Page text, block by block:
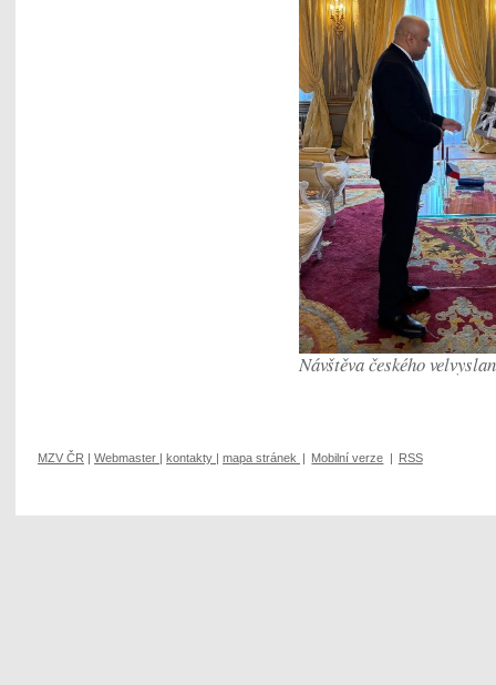
Návštěva českého
MZV ČR | Webmaster | kontakty | mapa stránek | Mobilní verze | RSS